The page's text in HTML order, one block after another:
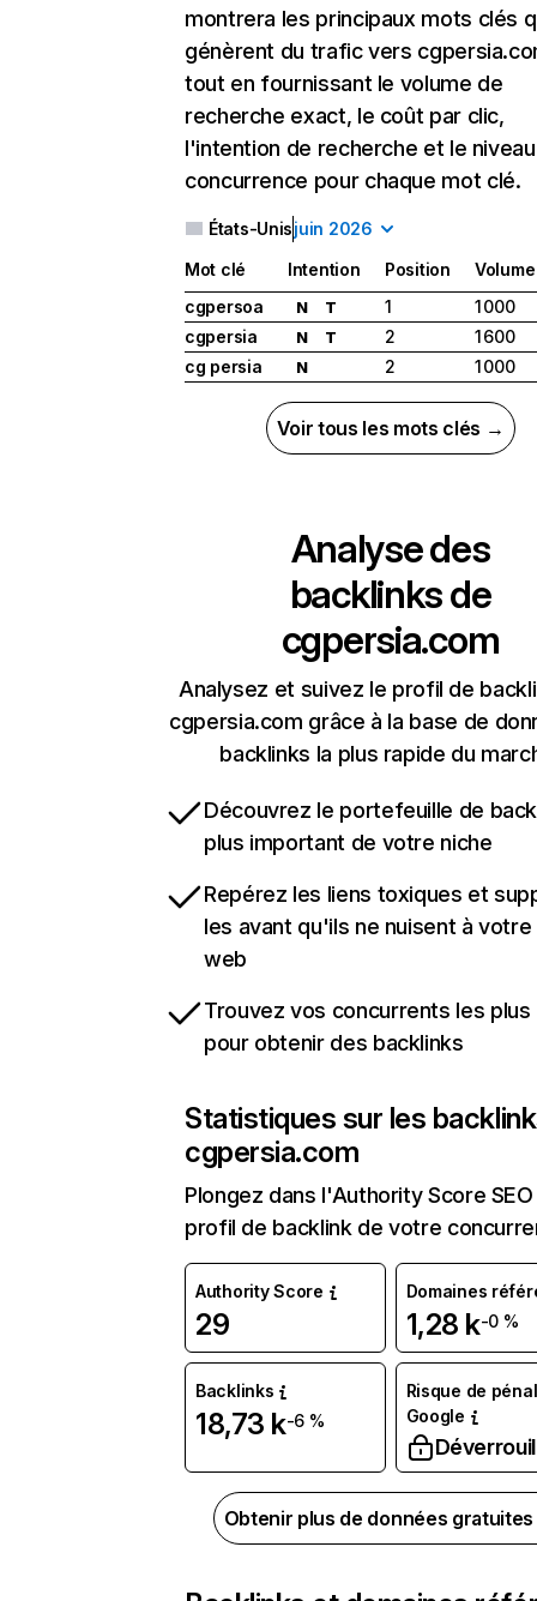
montrera les principaux mots clés
génèrent du trafic vers
tout en fournissant le volume de
recherche exact, le coût par clic,
l'intention de recherche et le
concurrence pour chaque mot clé.
États-Unisjuin 2026
Mot clé Intention Position
Volume
cgpersoa
N T 1
1 000
cgpersia
N T 2
1 600
cg persia
N 2 1 000
Voir tous les mots clés →
Analyse des
backlinks de
cgpersia.com
Analysez et suivez le profil de
cgpersia.com grâce à la base de
backlinks la plus rapide du
Découvrez le portefeuille de
plus important de votre niche
Repérez les liens toxiques et
les avant qu'ils ne nuisent à
web
Trouvez vos concurrents les
pour obtenir des backlinks
Statistiques sur les
cgpersia.com
Plongez dans l'Authority Score
profil de backlink de votre
Authority Score
29
Domaines
1,28 k-0 %
Backlinks
18,73 k-6 %
Risque de
Google
Obtenir plus de données